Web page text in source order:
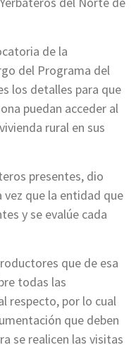
de la
del Programa del
los detalles para que
puedan acceder al
rural en sus
presentes, dio
vez que la entidad que
y se evalúe cada
que de esa
todas las
respecto, por lo cual
que deben
se realicen las visitas